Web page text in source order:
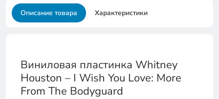
Описание товара Характеристики
Виниловая пластинка Whitney
Houston – I Wish You Love: More
From The Bodyguard